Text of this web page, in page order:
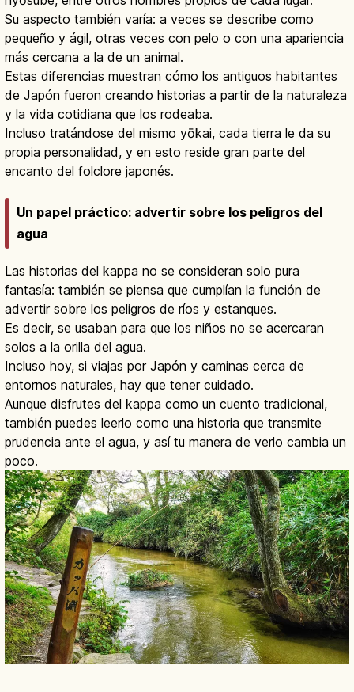
Su aspecto también varía: a veces se describe como
pequeño y ágil, otras veces con pelo o con una apariencia
más cercana a la de un animal.
Estas diferencias muestran cómo los antiguos habitantes
de Japón fueron creando historias a partir de la naturaleza
y la vida cotidiana que los rodeaba.
Incluso tratándose del mismo yōkai, cada tierra le da su
propia personalidad, y en esto reside gran parte del
encanto del folclore japonés.
Un papel práctico: advertir sobre los peligros del
agua
Las historias del kappa no se consideran solo pura
fantasía: también se piensa que cumplían la función de
advertir sobre los peligros de ríos y estanques.
Es decir, se usaban para que los niños no se acercaran
solos a la orilla del agua.
Incluso hoy, si viajas por Japón y caminas cerca de
entornos naturales, hay que tener cuidado.
Aunque disfrutes del kappa como un cuento tradicional,
también puedes leerlo como una historia que transmite
prudencia ante el agua, y así tu manera de verlo cambia un
poco.